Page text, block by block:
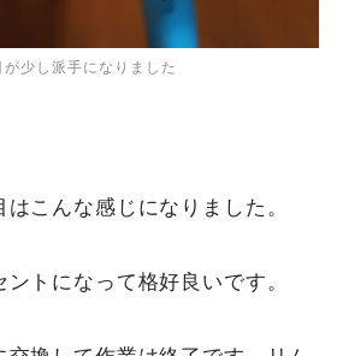
が少し派手になりました
こんな感じになりました。
トになって格好良いです。